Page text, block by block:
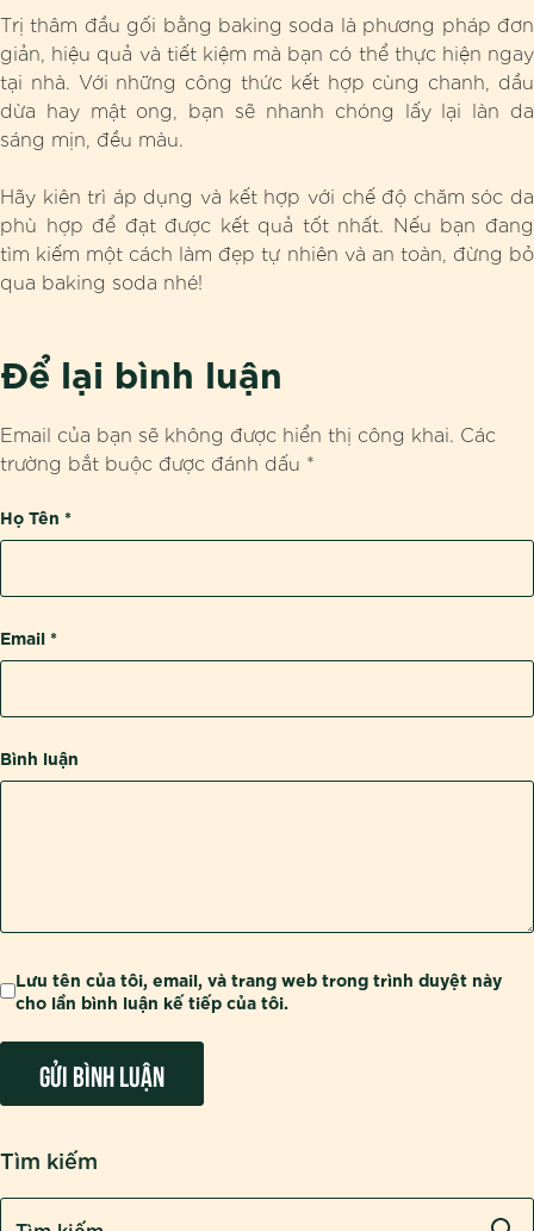
Trị thâm đầu gối bằng baking soda là phương pháp đơn
giản, hiệu quả và tiết kiệm mà bạn có thể thực hiện ngay
tại nhà. Với những công thức kết hợp cùng chanh, dầu
dừa hay mật ong, bạn sẽ nhanh chóng lấy lại làn da
sáng mịn, đều màu.
Hãy kiên trì áp dụng và kết hợp với chế độ chăm sóc da
phù hợp để đạt được kết quả tốt nhất. Nếu bạn đang
tìm kiếm một cách làm đẹp tự nhiên và an toàn, đừng bỏ
qua baking soda nhé!
Để lại bình luận
Email của bạn sẽ không được hiển thị công khai. Các
trường bắt buộc được đánh dấu *
Bình luận
Họ Tên *
Email *
Lưu tên của tôi, email, và trang web trong trình duyệt này
cho lần bình luận kế tiếp của tôi.
Tìm kiếm